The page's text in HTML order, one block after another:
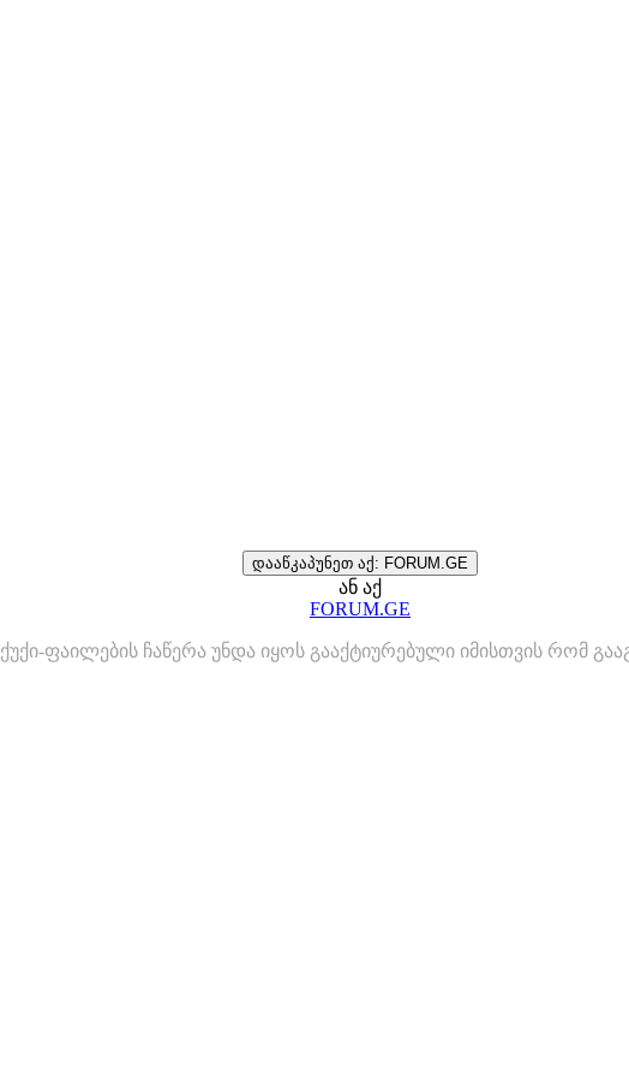
დააწკაპუნეთ აქ: FORUM.GE
ან აქ
FORUM.GE
ქუქი-ფაილების ჩაწერა უნდა იყოს გააქტიურებული იმისთვის რომ